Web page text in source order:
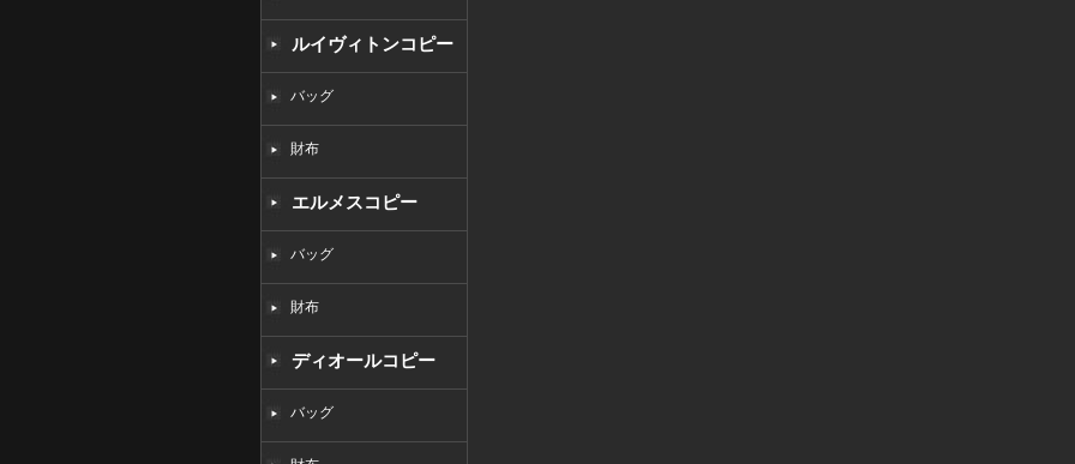
ルイヴィトンコピー
バッグ
財布
エルメスコピー
バッグ
財布
ディオールコピー
バッグ